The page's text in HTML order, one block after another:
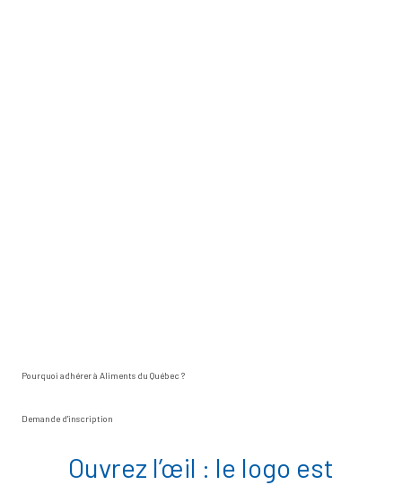
Pourquoi adhérer à Aliments du Québec ?
Demande d'inscription
Ouvrez l’œil : le logo est